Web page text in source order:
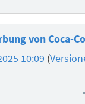
von Coca-
10:09 (